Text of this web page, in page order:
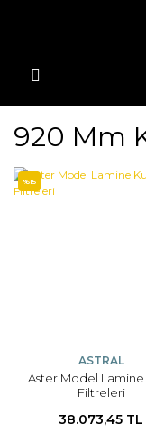
920 Mm
%15
ASTRAL
Aster Model Lamine
Filtreleri
38.073,45 TL